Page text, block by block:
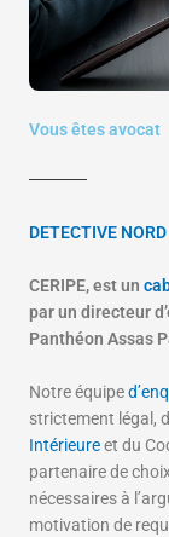
Vous êtes avocat
DETECTIVE
CERIPE, est un
par un directeur
Panthéon Assas
Notre équipe
strictement légal,
Intérieureet du
partenaire de
nécessaires à
motivation de